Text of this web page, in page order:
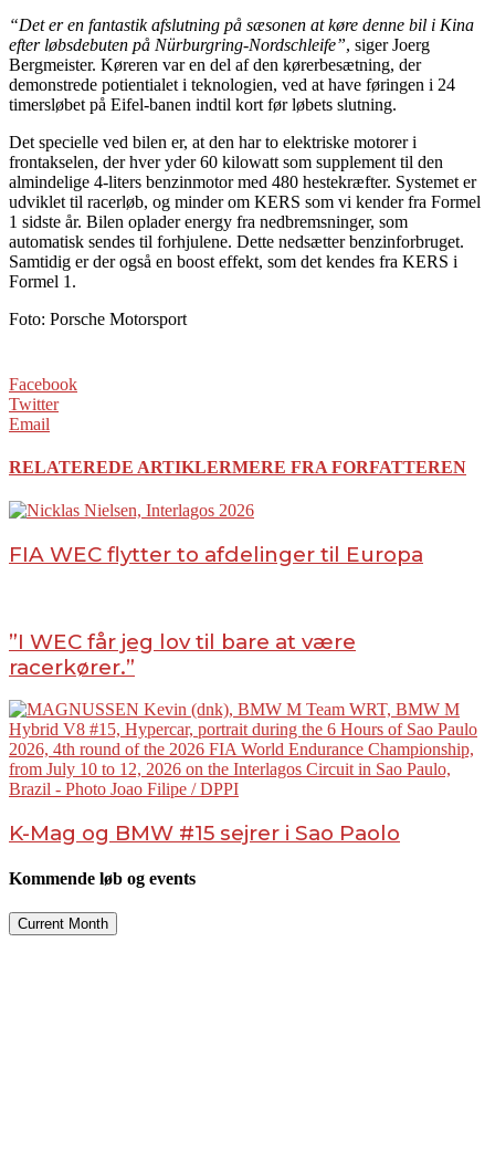
“Det er en fantastik afslutning på sæsonen at køre denne bil i Kina
efter løbsdebuten på Nürburgring-Nordschleife”, siger Joerg
Bergmeister. Køreren var en del af den kørerbesætning, der
demonstrede potientialet i teknologien, ved at have føringen i 24
timersløbet på Eifel-banen indtil kort før løbets slutning.
Det specielle ved bilen er, at den har to elektriske motorer i
frontakselen, der hver yder 60 kilowatt som supplement til den
almindelige 4-liters benzinmotor med 480 hestekræfter. Systemet er
udviklet til racerløb, og minder om KERS som vi kender fra Formel
1 sidste år. Bilen oplader energy fra nedbremsninger, som
automatisk sendes til forhjulene. Dette nedsætter benzinforbruget.
Samtidig er der også en boost effekt, som det kendes fra KERS i
Formel 1.
Foto: Porsche Motorsport
Facebook
Twitter
Email
RELATEREDE ARTIKLERMERE FRA FORFATTEREN
FIA WEC flytter to afdelinger til Europa
”I WEC får jeg lov til bare at være
racerkører.”
K-Mag og BMW #15 sejrer i Sao Paolo
Kommende løb og events
Current Month